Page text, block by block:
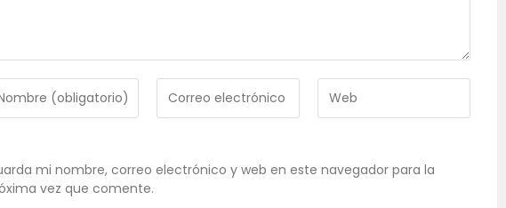
tu
dirección
correo
electrónico
URL
web
mi nombre, correo electrónico y web en este navegador para la
vez que comente.